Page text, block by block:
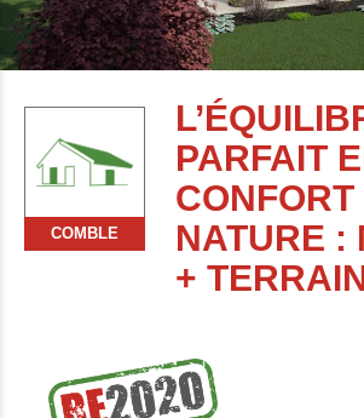
COMBLE
PARFAIT
CONFORT
NATURE :
+